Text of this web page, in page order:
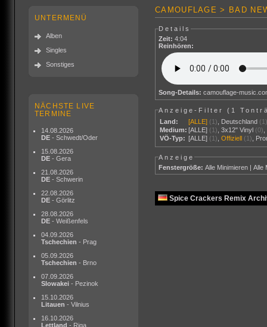
UNTERMENÜ
Alben
Singles
Sonstiges
NÄCHSTE LIVE
TERMINE
14.08.2026
DE - Schwedt/Oder
15.08.2026
DE - Gera
21.08.2026
DE - Schwerin
22.08.2026
DE - Görlitz
28.08.2026
DE - Weißenfels
04.09.2026
Tschechien - Prag
05.09.2026
Tschechien - Brno
07.09.2026
Slowakei - Pezinok
15.10.2026
Litauen - Vilnius
16.10.2026
Lettland - Riga
CAMOUFLAGE > BAD
Details
Zeit: 4:04
Reinhören:
Song-Details: camouflage-
Anzeige-Filter ( 1
Land:
[ALLE] (1) Deutschland
Medium: [ALLE] (1) ,3x12" Vinyl (0)
VÖ-Typ: [ALLE] (1) ,Offiziell (1)
Anzeige
Fenstergröße: Alle Minimieren |Alle
Spice Crackers Remix